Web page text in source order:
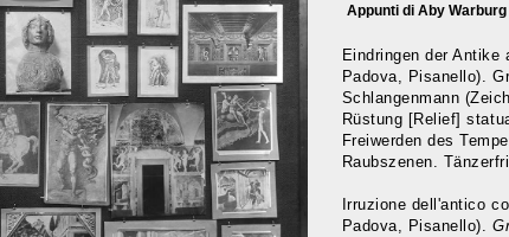
Appunti di Aby
Eindringen der
Padova, Pisanello).
Schlangenmann
Rüstung [Relief]
Freiwerden des
Raubszenen.
Irruzione dell'antico
Padova, Pisanello).